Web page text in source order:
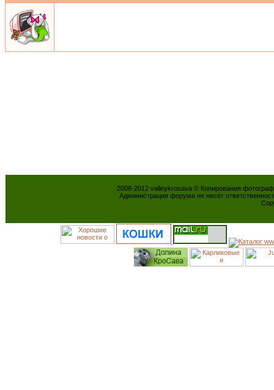
2008-2012 valleykrosava © Копирования
Администрация форума не несёт